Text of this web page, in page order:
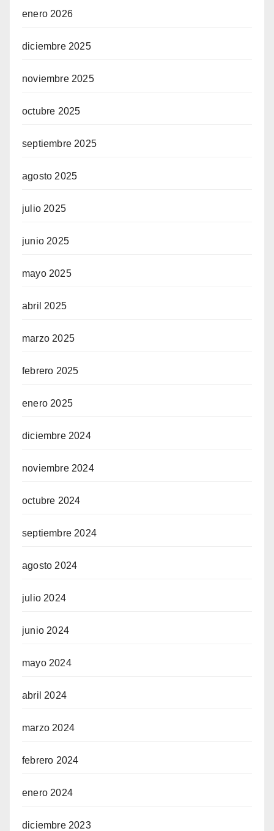
enero 2026
diciembre 2025
noviembre 2025
octubre 2025
septiembre 2025
agosto 2025
julio 2025
junio 2025
mayo 2025
abril 2025
marzo 2025
febrero 2025
enero 2025
diciembre 2024
noviembre 2024
octubre 2024
septiembre 2024
agosto 2024
julio 2024
junio 2024
mayo 2024
abril 2024
marzo 2024
febrero 2024
enero 2024
diciembre 2023